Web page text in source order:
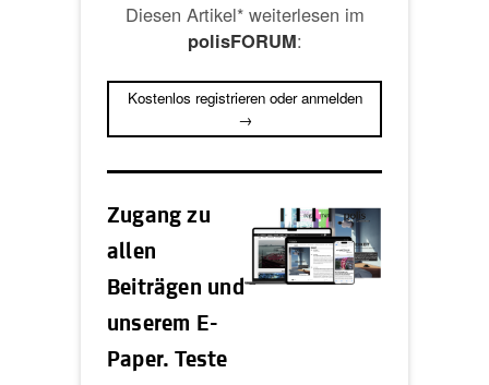
Diesen Artikel* weiterlesen im
polisFORUM:
Kostenlos registrieren oder anmelden
→
Zugang zu
allen
Beiträgen und
unserem E-
Paper. Teste